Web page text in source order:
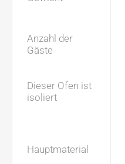
Anzahl der
Gäste
Dieser Ofen ist
isoliert
Hauptmaterial